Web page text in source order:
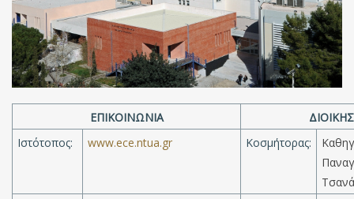
ΕΠΙΚΟΙΝΩΝΊΑ
Ιστότοπος:
www.ece.ntua.gr Κοσμήτορας: